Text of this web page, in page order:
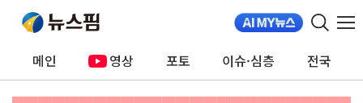
메인 영상 포토 이슈·심층 전국